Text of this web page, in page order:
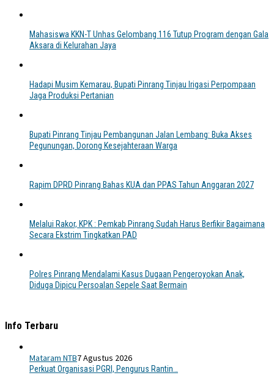
Mahasiswa KKN-T Unhas Gelombang 116 Tutup Program dengan Gala
Aksara di Kelurahan Jaya
Hadapi Musim Kemarau, Bupati Pinrang Tinjau Irigasi Perpompaan
Jaga Produksi Pertanian
Bupati Pinrang Tinjau Pembangunan Jalan Lembang: Buka Akses
Pegunungan, Dorong Kesejahteraan Warga
Rapim DPRD Pinrang Bahas KUA dan PPAS Tahun Anggaran 2027
Melalui Rakor, KPK : Pemkab Pinrang Sudah Harus Berfikir Bagaimana
Secara Ekstrim Tingkatkan PAD
Polres Pinrang Mendalami Kasus Dugaan Pengeroyokan Anak,
Diduga Dipicu Persoalan Sepele Saat Bermain
Info Terbaru
Mataram NTB7 Agustus 2026
Perkuat Organisasi PGRI, Pengurus Rantin…